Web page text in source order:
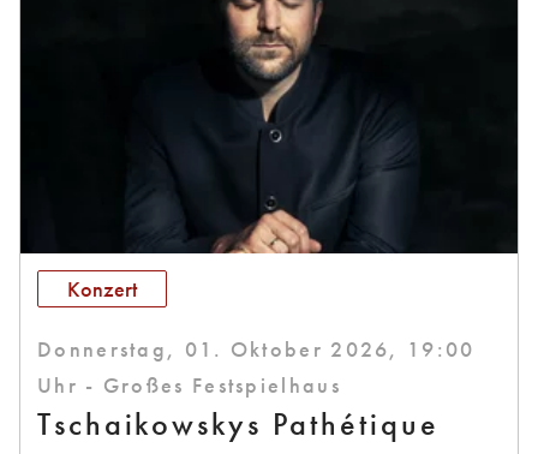
Konzert
Donnerstag, 01. Oktober 2026, 19:00
Uhr - Großes Festspielhaus
Tschaikowskys Pathétique